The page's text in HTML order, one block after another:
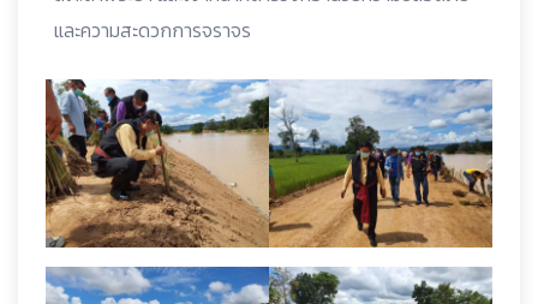
และความสะดวกการจราจร